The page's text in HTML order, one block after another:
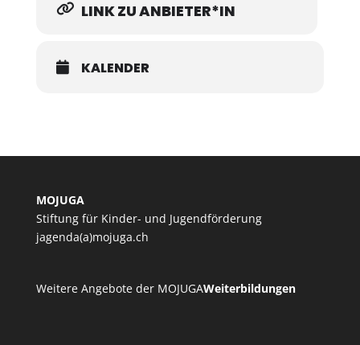
LINK ZU ANBIETER*IN
KALENDER
MOJUGA
Stiftung für Kinder- und Jugendförderung
jagenda(a)mojuga.ch
Weitere Angebote der MOJUGAWeiterbildungen